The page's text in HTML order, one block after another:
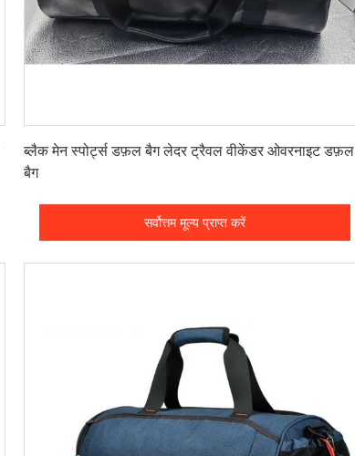
ब्लैक मेन स्पोर्ट्स डफ़ल बैग लेदर ट्रैवल वीकेंडर ओवरनाइट डफ़ल
बैग
सर्वोत्तम मूल्य प्राप्त करें